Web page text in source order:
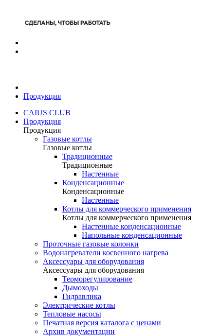
Продукция
CAIUS CLUB
Продукция
Продукция
Газовые котлы
Газовые котлы
Традиционные
Традиционные
Настенные
Конденсационные
Конденсационные
Настенные
Котлы для коммерческого применения
Котлы для коммерческого применения
Настенные конденсационные
Напольные конденсационные
Проточные газовые колонки
Водонагреватели косвенного нагрева
Аксессуары для оборудования
Аксессуары для оборудования
Терморегулирование
Дымоходы
Гидравлика
Электрические котлы
Тепловые насосы
Печатная версия каталога с ценами
Архив документации